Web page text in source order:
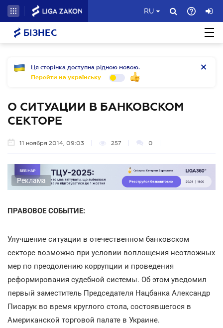
RU
БІЗНЕС
Ця сторінка доступна рідною мовою.
Перейти на українську
О СИТУАЦИИ В БАНКОВСКОМ
СЕКТОРЕ
11 ноября 2014, 09:03 257 0
Реклама
ПРАВОВОЕ СОБЫТИЕ:
Улучшение ситуации в отечественном банковском
секторе возможно при условии воплощения неотложных
мер по преодолению коррупции и проведения
реформирования судебной системы. Об этом уведомил
первый заместитель Председателя Нацбанка Александр
Писарук во время круглого стола, состоявшегося в
Американской торговой палате в Украине.